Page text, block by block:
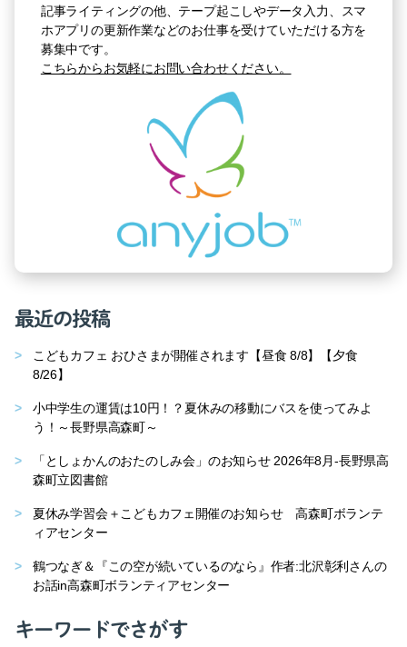
記事ライティングの他、テープ起こしやデータ入力、スマ
ホアプリの更新作業などのお仕事を受けていただける方を
募集中です。
こちらからお気軽にお問い合わせください。
最近の投稿
こどもカフェ おひさまが開催されます【昼食 8/8】【夕食
8/26】
小中学生の運賃は10円！？夏休みの移動にバスを使ってみよ
う！～長野県高森町～
「としょかんのおたのしみ会」のお知らせ 2026年8月-長野県高
森町立図書館
夏休み学習会＋こどもカフェ開催のお知らせ 高森町ボランテ
ィアセンター
鶴つなぎ＆『この空が続いているのなら』作者:北沢彰利さんの
お話in高森町ボランティアセンター
キーワードでさがす